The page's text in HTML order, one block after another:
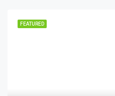
FEATURED